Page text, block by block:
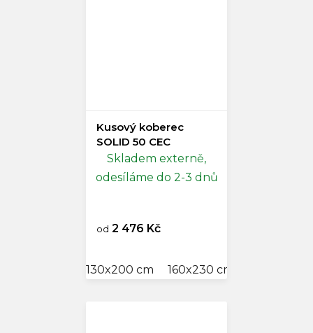
Kusový koberec
SOLID 50 CEC
Skladem externě,
odesíláme do 2-3 dnů
od 2 476 Kč
130x200 cm 160x230 cm